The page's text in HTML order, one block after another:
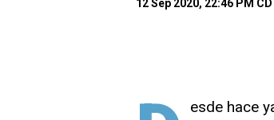
12 Sep 2020, 22:46 PM
esde hace